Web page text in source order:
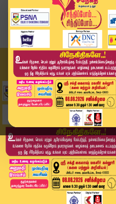
Home
வீடியோ ஸ்டோரி
பாஜக MLA மகள் காய்ச்சலால்